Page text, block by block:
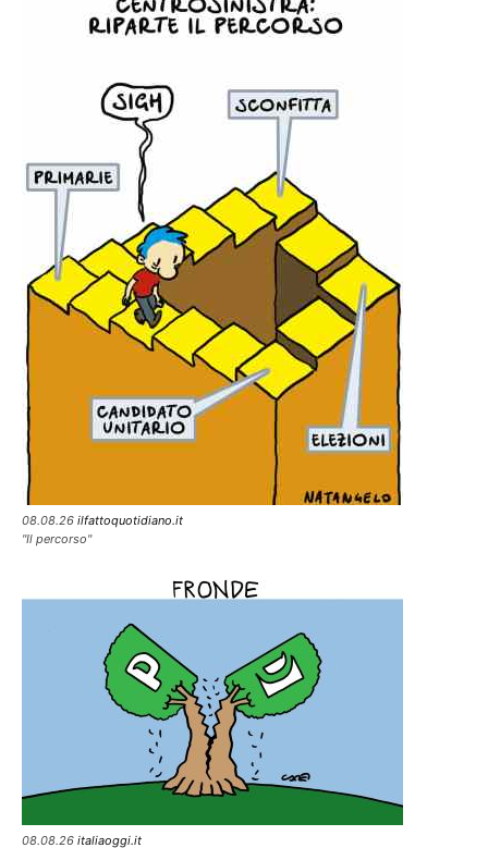
08.08.26 ilfattoquotidiano.it
"Il percorso"
08.08.26 italiaoggi.it